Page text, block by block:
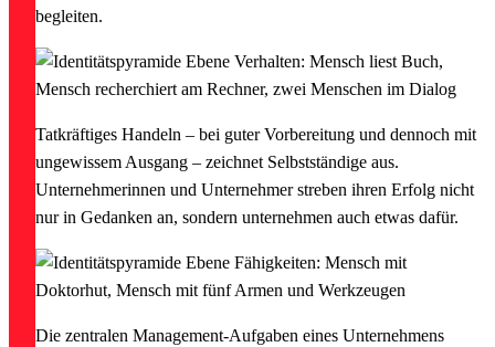
begleiten.
Tatkräftiges Handeln – bei guter Vorbereitung und dennoch mit
ungewissem Ausgang – zeichnet Selbstständige aus.
Unternehmerinnen und Unternehmer streben ihren Erfolg nicht
nur in Gedanken an, sondern unternehmen auch etwas dafür.
Die zentralen Management-Aufgaben eines Unternehmens